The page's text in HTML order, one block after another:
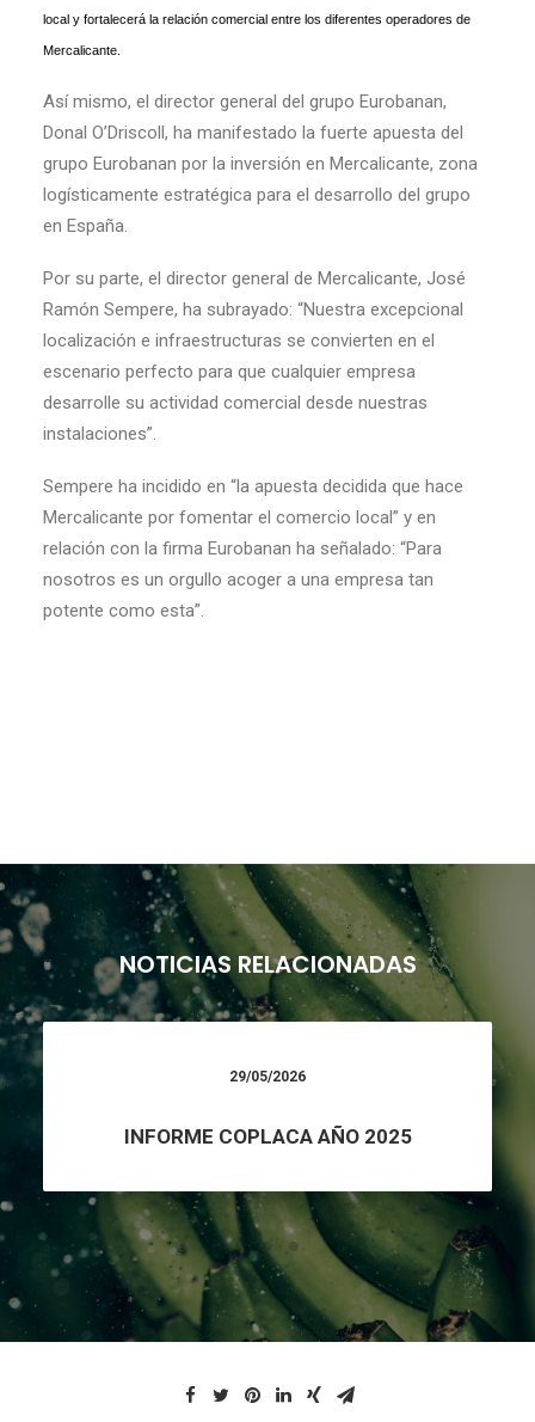
local y fortalecerá la relación comercial entre los diferentes operadores de
Mercalicante.
Así mismo, el director general del grupo Eurobanan,
Donal O’Driscoll, ha manifestado la fuerte apuesta del
grupo Eurobanan por la inversión en Mercalicante, zona
logísticamente estratégica para el desarrollo del grupo
en España.
Por su parte, el director general de Mercalicante, José
Ramón Sempere, ha subrayado: “Nuestra excepcional
localización e infraestructuras se convierten en el
escenario perfecto para que cualquier empresa
desarrolle su actividad comercial desde nuestras
instalaciones”.
Sempere ha incidido en “la apuesta decidida que hace
Mercalicante por fomentar el comercio local” y en
relación con la firma Eurobanan ha señalado: “Para
nosotros es un orgullo acoger a una empresa tan
potente como esta”.
NOTICIAS RELACIONADAS
29/05/2026
INFORME COPLACA AÑO 2025